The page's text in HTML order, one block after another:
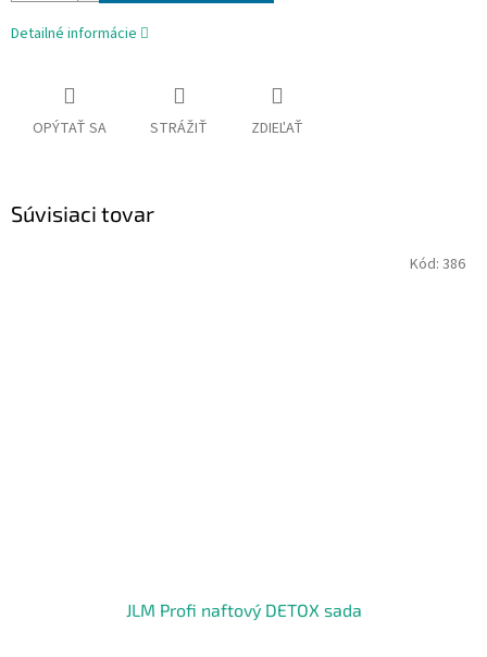
Detailné informácie
OPÝTAŤ SA STRÁŽIŤ ZDIEĽAŤ
Súvisiaci tovar
JLM Profi naftový DETOX sada
Kód: 386